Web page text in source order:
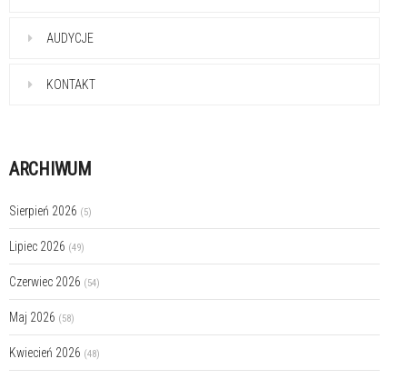
AUDYCJE
KONTAKT
ARCHIWUM
Sierpień 2026 (5)
Lipiec 2026 (49)
Czerwiec 2026 (54)
Maj 2026 (58)
Kwiecień 2026 (48)